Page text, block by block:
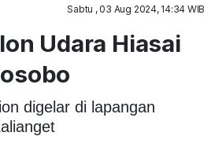
Sabtu , 03 Aug 2024, 14:34 WIB
Udara Hiasai
digelar di lapangan